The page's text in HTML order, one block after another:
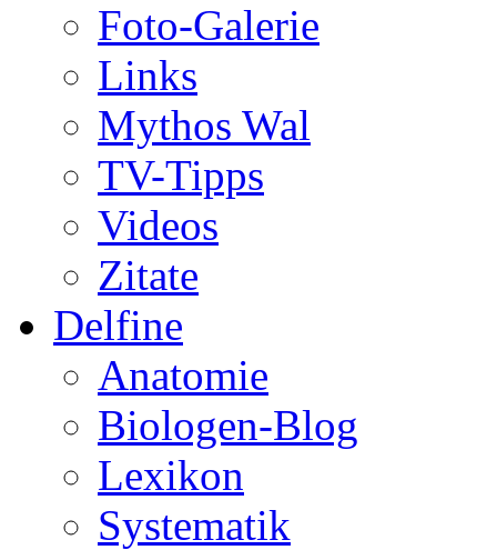
Foto-Galerie
Links
Mythos Wal
TV-Tipps
Videos
Zitate
Delfine
Anatomie
Biologen-Blog
Lexikon
Systematik